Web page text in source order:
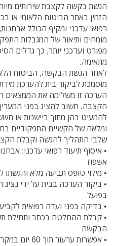
הגשת בקשה לקצבת שירותים
הזמין באתר הביטוח הלאומי או
רפואי עדכני ומקיף הכולל
מומחים ותיאור של המגבלות
מפורט ועדכני יותר, כך גדלים
מתאימה.
לאחר הגשת הבקשה, הביטוח
מוסמכת לביקור בית להערכת
הערכה זו משלימה את הממצאים
הקצבה. חשוב להציג בפני
להמעיט בהן מתוך ביישנות או
ומלאה של הקשיים התפקודיים
שלבי התהליך להגשה וקבלת
• איסוף תיעוד רפואי עדכני:
אשפוז
• מילוי טופס תביעה מלא
• ביקור הערכה בבית על ידי
בפועל
• בדיקה בפני ועדה רפואית
• קבלת ההחלטה בכתב ותחילת
הבקשה
• אפשרות ערעור תוך 60 יום במקרה של דחייה או קביעת רמה נמוכה